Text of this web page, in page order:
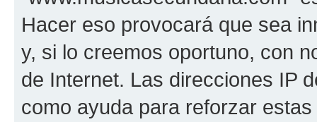
Hacer eso provocará que sea
y, si lo creemos oportuno, con
de Internet. Las direcciones IP
como ayuda para reforzar